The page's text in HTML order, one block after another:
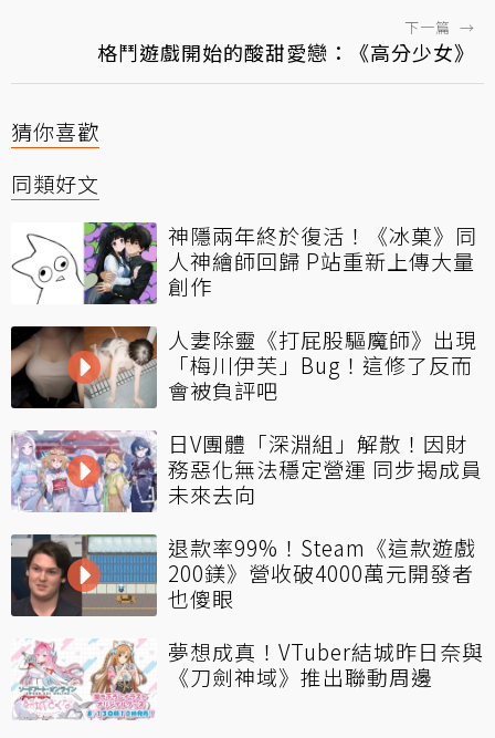
下一篇 →
格鬥遊戲開始的酸甜愛戀：《高分少女》
猜你喜歡
同類好文
神隱兩年終於復活！《冰菓》同
人神繪師回歸 P站重新上傳大量
創作
人妻除靈《打屁股驅魔師》出現
「梅川伊芙」Bug！這修了反而
會被負評吧
日V團體「深淵組」解散！因財
務惡化無法穩定營運 同步揭成員
未來去向
退款率99%！Steam《這款遊戲
200鎂》營收破4000萬元開發者
也傻眼
夢想成真！VTuber結城昨日奈與
《刀劍神域》推出聯動周邊